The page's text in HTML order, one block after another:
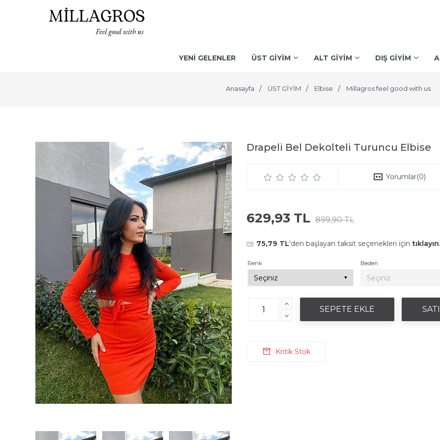
YENİ GELENLER ÜST GİYİM ALT GİYİM DIŞ GİYİM
Anasayfa ÜST GİYİM Elbise Millagros feel good with us
Drapeli Bel Dekolteli Turuncu Elbise
Yorumlar(0)
629,93 TL 899,90 TL
75,79 TL'den başlayan taksit seçenekleri için
Renk Beden